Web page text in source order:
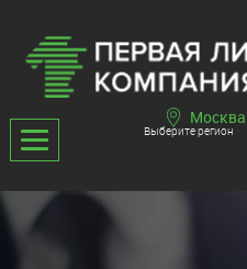
Москва
Выберите регион